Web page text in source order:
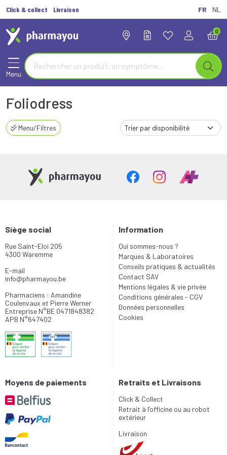
Click & collect Livraison FR NL
0
Menu
Foliodress
Menu/Filtres
Siège social
Rue Saint-Eloi 205
4300 Waremme
E-mail
info@pharmayou.be
Pharmaciens : Amandine
Coulenvaux et Pierre Werner
Entreprise N°BE 0471848382
APB N°647402
Information
Qui sommes-nous ?
Marques & Laboratoires
Conseils pratiques & actualités
Contact SAV
Mentions légales & vie privée
Conditions générales - CGV
Données personnelles
Cookies
Moyens de paiements Retraits et Livraisons
Click & Collect
Retrait à l’officine ou au robot
extérieur
Livraison